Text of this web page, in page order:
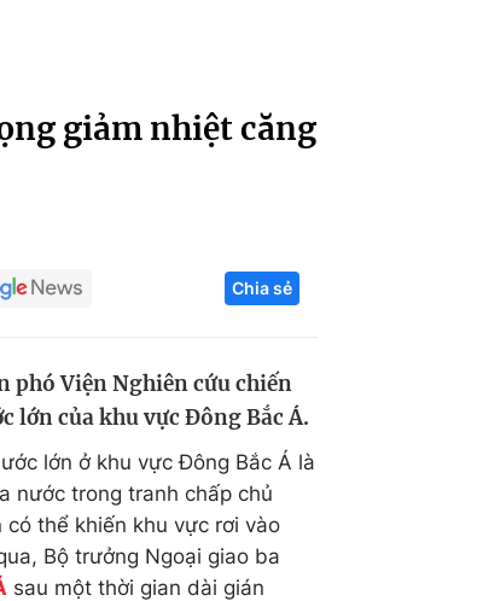
Infographic
Hitech Công nghệ tương lai
Thị trường
giảm nhiệt căng
Chia sẻ
phó Viện Nghiên cứu chiến
lớn của khu vực Đông Bắc Á.
lớn ở khu vực Đông Bắc Á là
nước trong tranh chấp chủ
thể khiến khu vực rơi vào
Bộ trưởng Ngoại giao ba
sau một thời gian dài gián